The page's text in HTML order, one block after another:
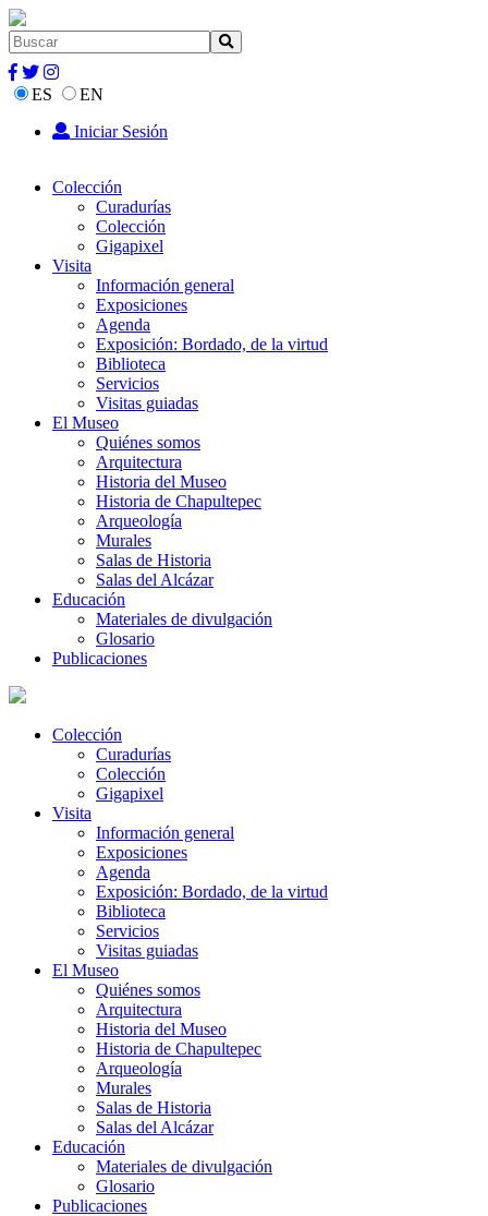
ES
EN
Iniciar Sesión
Colección
Curadurías
Colección
Gigapixel
Visita
Información general
Exposiciones
Agenda
Exposición: Bordado, de la virtud
Biblioteca
Servicios
Visitas guiadas
El Museo
Quiénes somos
Arquitectura
Historia del Museo
Historia de Chapultepec
Arqueología
Murales
Salas de Historia
Salas del Alcázar
Educación
Materiales de divulgación
Glosario
Publicaciones
Colección
Curadurías
Colección
Gigapixel
Visita
Información general
Exposiciones
Agenda
Exposición: Bordado, de la virtud
Biblioteca
Servicios
Visitas guiadas
El Museo
Quiénes somos
Arquitectura
Historia del Museo
Historia de Chapultepec
Arqueología
Murales
Salas de Historia
Salas del Alcázar
Educación
Materiales de divulgación
Glosario
Publicaciones